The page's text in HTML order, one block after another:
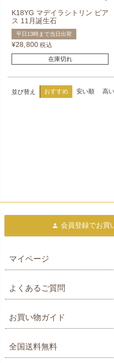
K18YG マデイラシトリン ピア
ス 11月誕生石
平日13時まで当日出荷
¥28,800 税込
在庫切れ
並び替え おすすめ 安い順 高
会員登録でお買
マイページ
よくあるご質問
お買い物ガイド
全国送料無料